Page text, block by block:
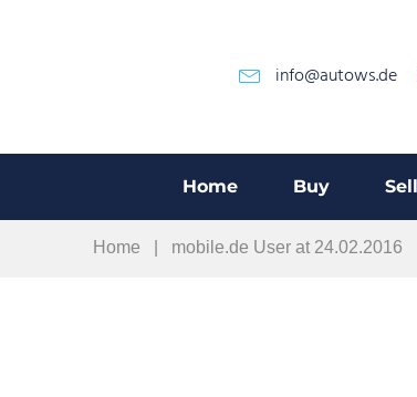
info@autows.de
Home Buy Sell
Home mobile.de User at 24.02.2016